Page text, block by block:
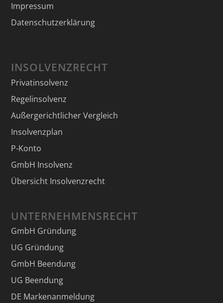
Impressum
Datenschutzerklärung
INSOLVENZRECHT
Privatinsolvenz
Regelinsolvenz
Außergerichtlicher Vergleich
Insolvenzplan
P-Konto
GmbH Insolvenz
Übersicht Insolvenzrecht
UNTERNEHMENSRECHT
GmbH Gründung
UG Gründung
GmbH Beendung
UG Beendung
DE Markenanmeldung